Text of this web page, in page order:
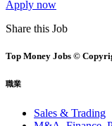
Apply now
Share this Job
Top Money Jobs ©
職業
Sales & Trading